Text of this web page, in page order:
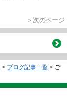
＞次のページ
> ブログ記事一覧 > ご